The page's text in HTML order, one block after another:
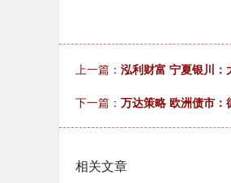
上一篇： 泓利财富 宁夏银川
下一篇： 万达策略 欧洲债市
相关文章